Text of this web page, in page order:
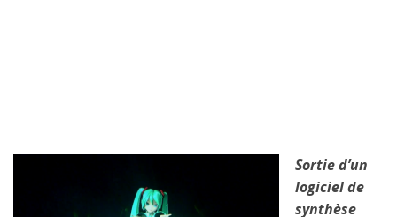
Sortie d’un
logiciel de
synthèse